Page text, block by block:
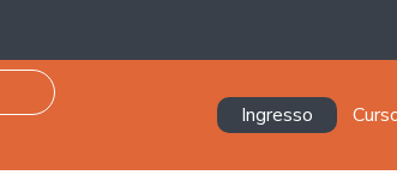
Navegación
Ingresso